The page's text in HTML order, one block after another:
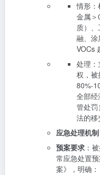
情形
金属
质）
融、涂
VOCs
处理：
权，被
80%-
全部经
管处罚
法的移
应急处理机
预案要求 ：
常应急处置
案》，明确：